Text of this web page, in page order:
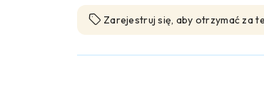
Zarejestruj się, aby otrzymać za